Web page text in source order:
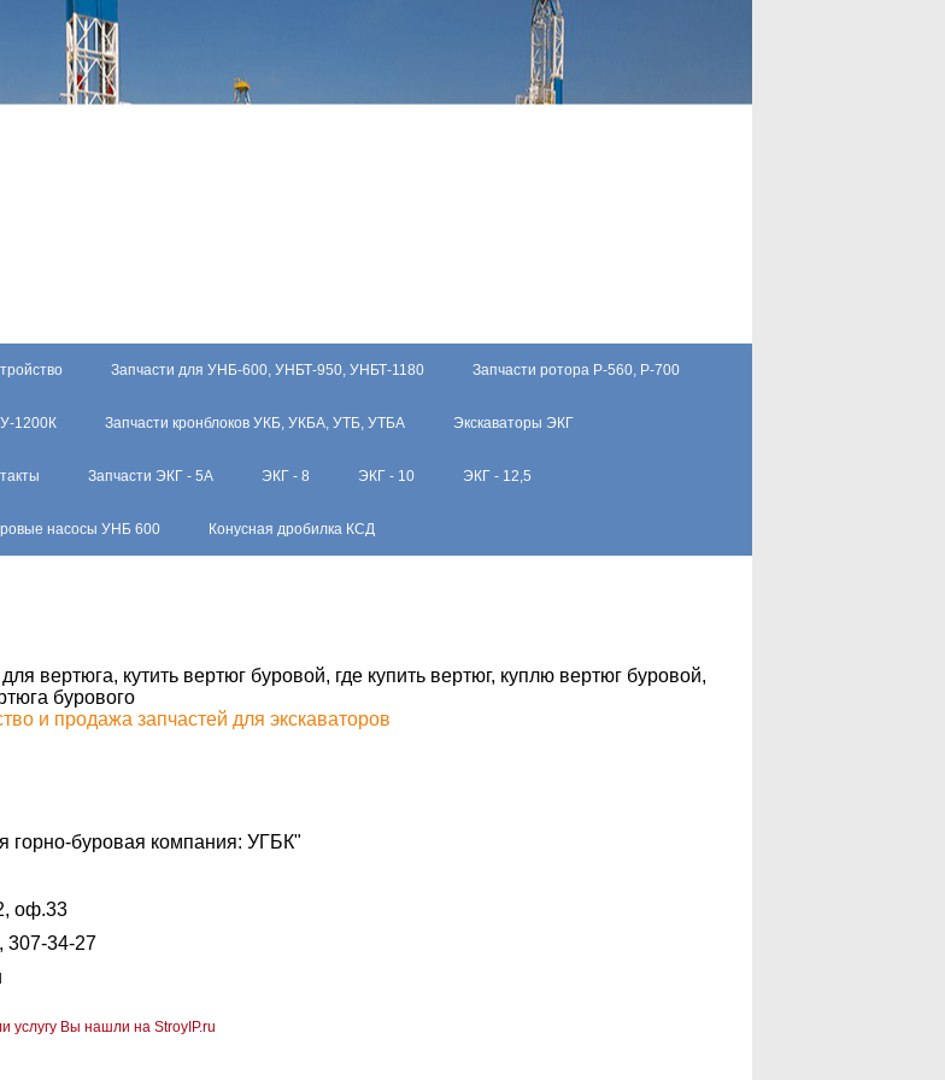
Запчасти для УНБ-600, УНБТ-950, УНБТ-1180 Запчасти ротора Р-560, Р-700
1200К Запчасти кронблоков УКБ, УКБА, УТБ, УТБА Экскаваторы ЭКГ
Запчасти ЭКГ - 5А ЭКГ - 8 ЭКГ - 10 ЭКГ - 12,5
насосы УНБ 600 Конусная дробилка КСД
вертюга, кутить вертюг буровой, где купить вертюг, куплю вертюг буровой,
бурового
и продажа запчастей для экскаваторов
горно-буровая компания: УГБК"
оф.33
307-34-27
услугу Вы нашли на StroyIP.ru